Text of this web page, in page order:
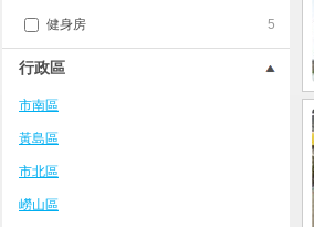
健身房 5
行政區
市南區
黃島區
市北區
嶗山區